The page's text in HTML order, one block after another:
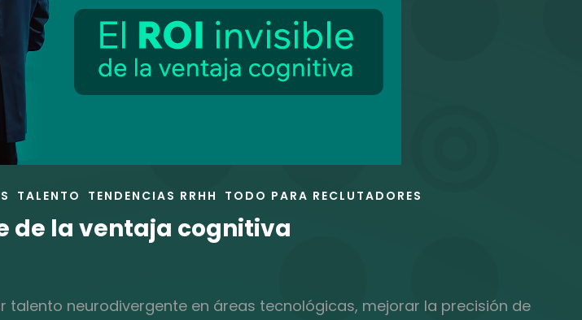
TALENTO TENDENCIAS RRHH TODO PARA RECLUTADORES
de la ventaja cognitiva
neurodivergente en áreas tecnológicas, mejorar la precisión de